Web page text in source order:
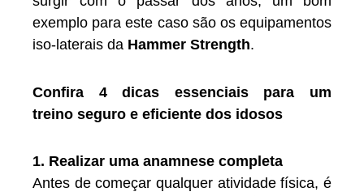
exemplo para este caso são os equipamentos
iso-laterais da Hammer Strength.
Confira 4 dicas essenciais para um
treino seguro e eficiente dos idosos
1. Realizar uma anamnese completa
Antes de começar qualquer atividade física, é